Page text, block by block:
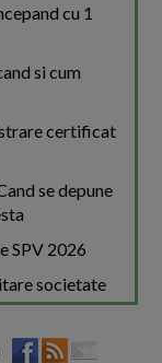
cu 1
si cum
certificat
se depune
SPV 2026
societate